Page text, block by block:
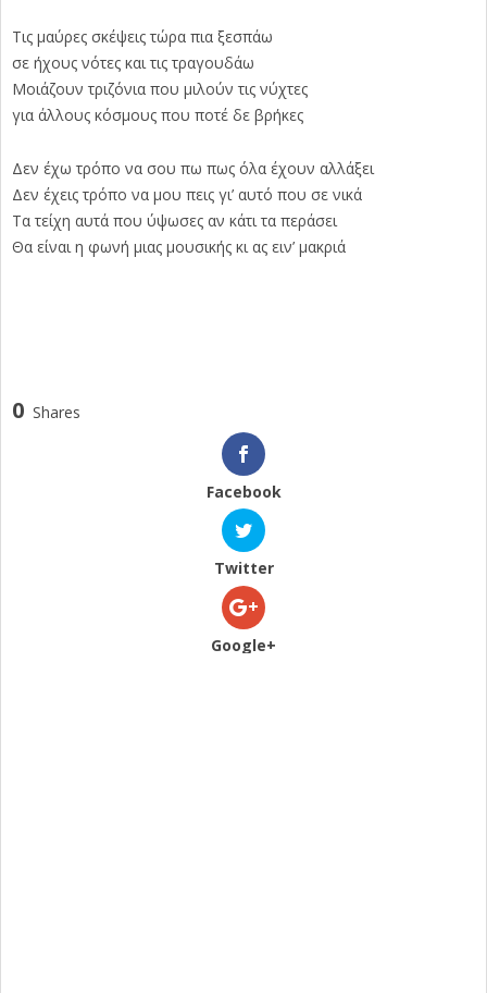
Τις μαύρες σκέψεις τώρα πια ξεσπάω
σε ήχους νότες και τις τραγουδάω
Μοιάζουν τριζόνια που μιλούν τις νύχτες
για άλλους κόσμους που ποτέ δε βρήκες
Δεν έχω τρόπο να σου πω πως όλα έχουν αλλάξει
Δεν έχεις τρόπο να μου πεις γι’ αυτό που σε νικά
Τα τείχη αυτά που ύψωσες αν κάτι τα περάσει
Θα είναι η φωνή μιας μουσικής κι ας ειν’ μακριά
0 Shares
Facebook
Twitter
Google+